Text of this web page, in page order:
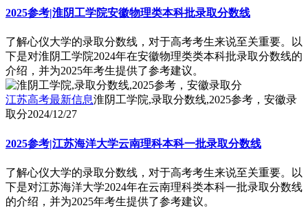
2025参考|淮阴工学院安徽物理类本科批录取分数线
了解心仪大学的录取分数线，对于高考考生来说至关重要。以
下是对淮阴工学院2024年在安徽物理类类本科批录取分数线的
介绍，并为2025年考生提供了参考建议。
江苏高考最新信息淮阴工学院,录取分数线,2025参考，安徽录
取分2024/12/27
2025参考|江苏海洋大学云南理科本科一批录取分数线
了解心仪大学的录取分数线，对于高考考生来说至关重要。以
下是对江苏海洋大学2024年在云南理科类本科一批录取分数线
的介绍，并为2025年考生提供了参考建议。